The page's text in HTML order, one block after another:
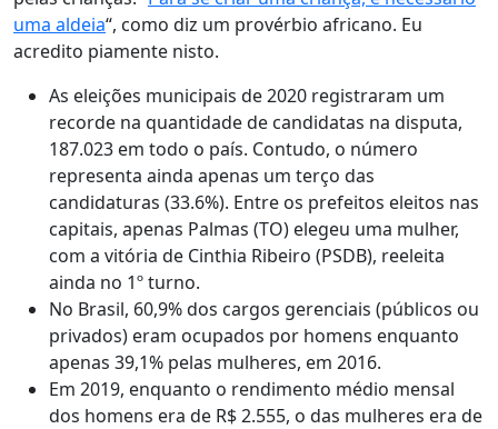
uma aldeia“, como diz um provérbio africano. Eu
acredito piamente nisto.
As eleições municipais de 2020 registraram um
recorde na quantidade de candidatas na disputa,
187.023 em todo o país. Contudo, o número
representa ainda apenas um terço das
candidaturas (33.6%). Entre os prefeitos eleitos nas
capitais, apenas Palmas (TO) elegeu uma mulher,
com a vitória de Cinthia Ribeiro (PSDB), reeleita
ainda no 1º turno.
No Brasil, 60,9% dos cargos gerenciais (públicos ou
privados) eram ocupados por homens enquanto
apenas 39,1% pelas mulheres, em 2016.
Em 2019, enquanto o rendimento médio mensal
dos homens era de R$ 2.555, o das mulheres era de